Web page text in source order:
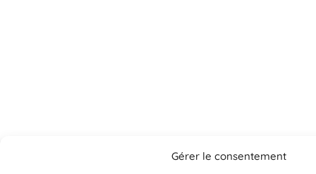
Gérer le consentement